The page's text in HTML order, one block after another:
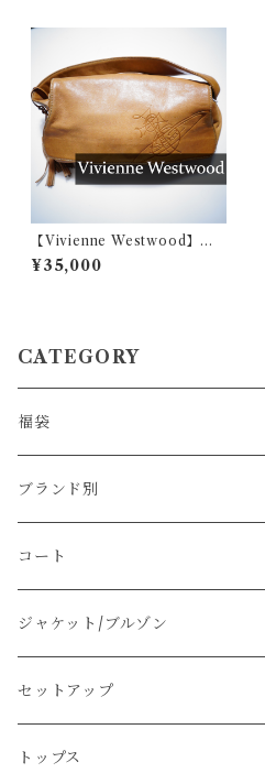
【Vivienne Westwood】ヴ
ィヴィアンウエストウッド オ
ーブモチーフレザーワンショ
¥35,000
CATEGORY
福袋
ブランド別
その他のブランド
Christian Dior
PRADA
GUCCI
コート
ジャケット/ブルゾン
セットアップ
トップス